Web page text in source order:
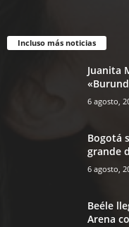
Incluso más noticias
Juanita
6 agosto,
Bogotá
grande
6 agosto,
Beéle
Arena